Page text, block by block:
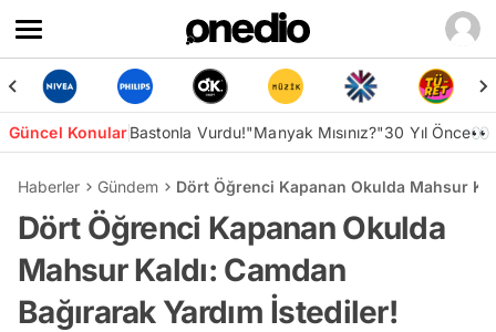
Güncel KonularBastonla Vurdu!"Manyak Mısınız?"30 Yıl Önce👀
Haberler Gündem Dört Öğrenci Kapanan Okulda Mahsur
Dört Öğrenci Kapanan Okulda
Mahsur Kaldı: Camdan
Bağırarak Yardım İstediler!